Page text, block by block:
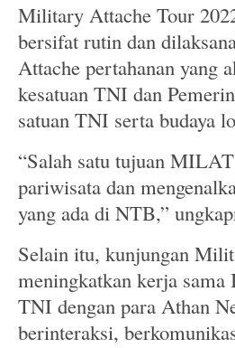
Military Attache Tour
bersifat rutin dan
Attache pertahanan yang
kesatuan TNI dan
satuan TNI serta budaya
“Salah satu tujuan
pariwisata dan
yang ada di NTB,”
Selain itu, kunjungan
meningkatkan kerja
TNI dengan para Athan
berinteraksi,